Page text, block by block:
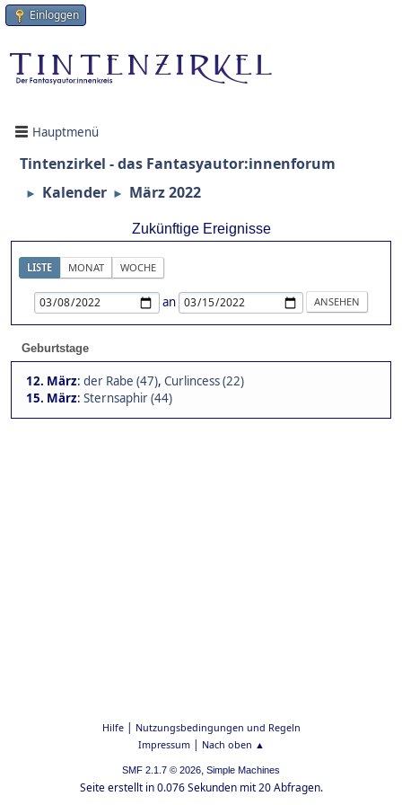
Einloggen
Hauptmenü
Tintenzirkel - das Fantasyautor:innenforum
► Kalender ► März 2022
Zukünftige Ereignisse
LISTE MONAT WOCHE
an
Geburtstage
12. März: der Rabe (47), Curlincess (22)
15. März: Sternsaphir (44)
Hilfe| Nutzungsbedingungen und Regeln
Impressum| Nach oben ▲
SMF 2.1.7 © 2026, Simple Machines
Seite erstellt in 0.076 Sekunden mit 20 Abfragen.